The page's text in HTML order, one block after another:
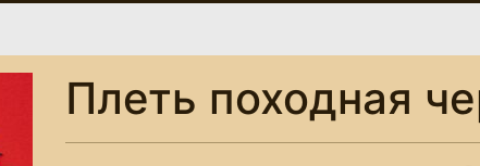
Плеть походная